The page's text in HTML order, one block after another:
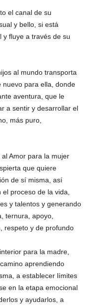
el canal de su
y bello, si está
y fluye a través de su
al mundo transporta
nuevo para ella, donde
aventura, que le
a sentir y desarrollar el
más puro,
Amor para la mujer
que quiere
de sí misma, así
proceso de la vida,
y talentos y generando
ternura, apoyo,
respeto y de profundo
para la madre,
aprendiendo
a establecer límites
en la etapa emocional
y ayudarlos, a